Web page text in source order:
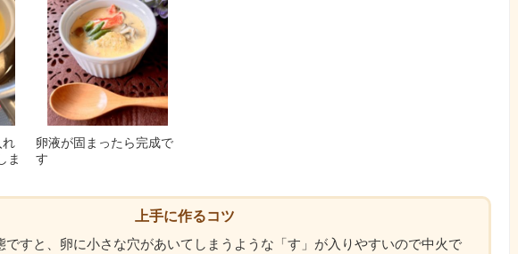
れ
ま
卵液が固まったら完成で
す
上手に作るコツ
ですと、卵に小さな穴があいてしまうような「す」が入りやすいので中火で